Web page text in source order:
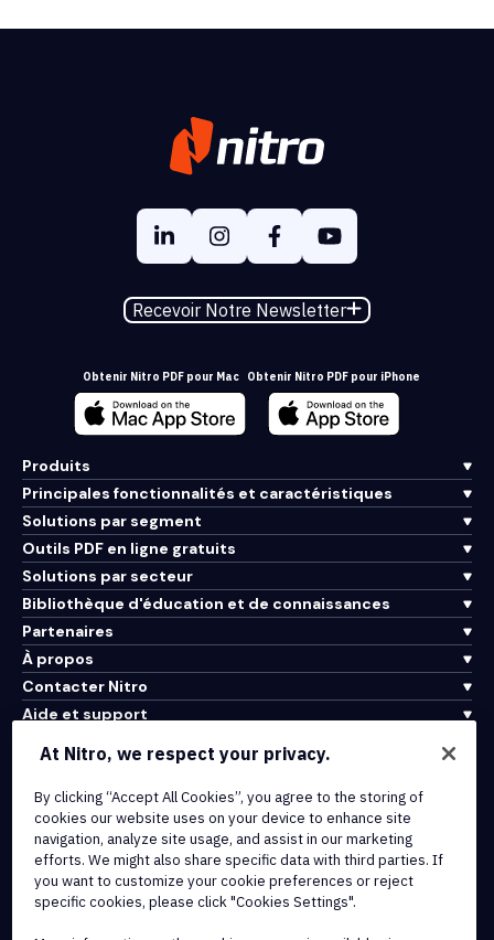
Recevoir Notre Newsletter
Obtenir Nitro PDF pour Mac Obtenir Nitro PDF pour iPhone
Produits
Principales fonctionnalités et caractéristiques
Solutions par segment
Outils PDF en ligne gratuits
Solutions par secteur
Bibliothèque d'éducation et de connaissances
Partenaires
À propos
Contacter Nitro
Aide et support
Conditions d'utilisation
Politique de cookies
Politique de copyright
Toutes les conditions et politiques
At Nitro, we respect your privacy.
By clicking “Accept All Cookies”, you agree to the storing of
cookies our website uses on your device to enhance site
navigation, analyze site usage, and assist in our marketing
efforts. We might also share specific data with third parties. If
you want to customize your cookie preferences or reject
specific cookies, please click "Cookies Settings".